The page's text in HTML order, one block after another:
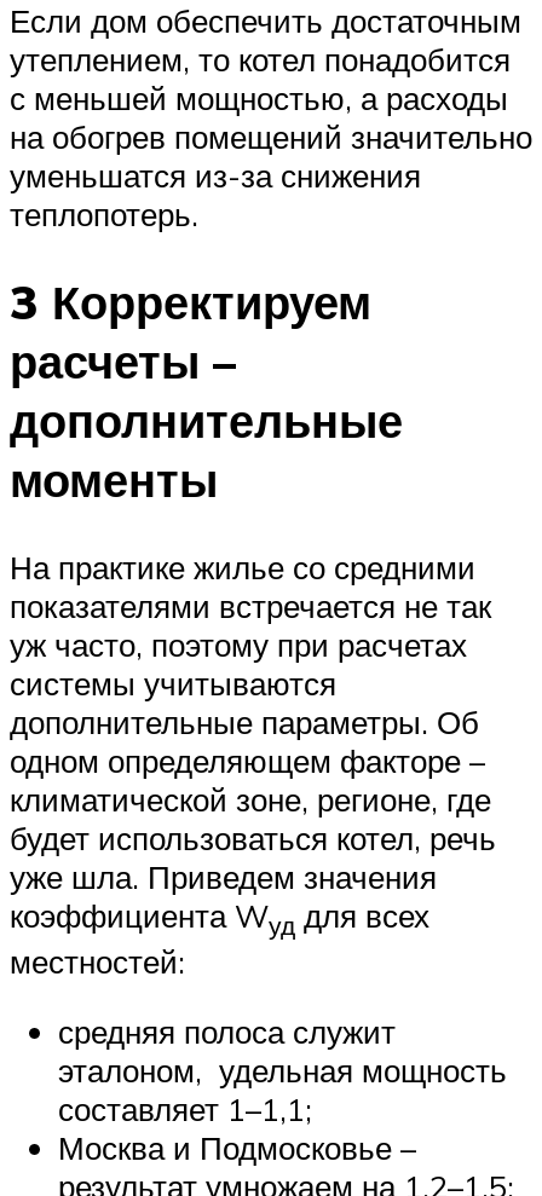
Если дом обеспечить достаточным
утеплением, то котел понадобится
с меньшей мощностью, а расходы
на обогрев помещений значительно
уменьшатся из-за снижения
теплопотерь.
3 Корректируем
расчеты –
дополнительные
моменты
На практике жилье со средними
показателями встречается не так
уж часто, поэтому при расчетах
системы учитываются
дополнительные параметры. Об
одном определяющем факторе –
климатической зоне, регионе, где
будет использоваться котел, речь
уже шла. Приведем значения
коэффициента Wуд для всех
местностей:
средняя полоса служит
эталоном, удельная мощность
составляет 1–1,1;
Москва и Подмосковье –
результат умножаем на 1,2–1,5;